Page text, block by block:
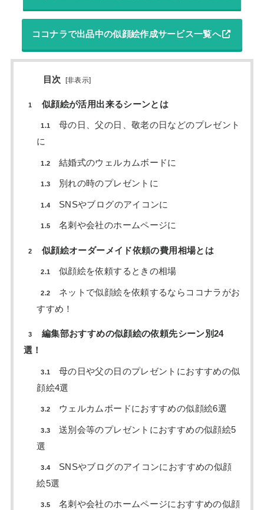
ココナラで出品中の似顔絵作成サービス一覧へ
目次 [非表示]
1 似顔絵が活用出来るシーンとは
1.1
母の日、父の日、敬老の日などのプレゼント
に
1.2 結婚式のウェルカムボードに
1.3 別れの時のプレゼントに
1.4 SNSやブログのアイコンに
1.5 名刺や会社のホームページに
2 似顔絵オーダーメイド依頼の費用相場とは
2.1 似顔絵を依頼するときの相場
2.2
ネットで似顔絵を依頼するならココナラがお
すすめ！
3
編集部おすすめの似顔絵の依頼先シーン別24
選！
3.1
母の日や父の日のプレゼントにおすすめの似
顔絵4選
3.2 ウェルカムボードにおすすめの似顔絵6選
3.3
送別会等のプレゼントにおすすめの似顔絵5
選
3.4
SNSやブログのアイコンにおすすめの似顔
絵5選
3.5
名刺や会社のホームページにおすすめの似顔